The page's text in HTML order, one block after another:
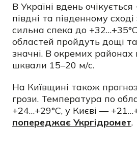
В Україні вдень
півдні та південному
сильна спека до
областей пройдуть дощі
значні. В окремих районах
шквали 15–20 м/с.
На Київщині також
грози. Температура по
+24…+29°C, у Києві —
попереджає Укргідромет.